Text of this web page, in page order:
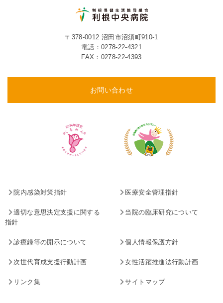
〒378-0012 沼田市沼須町910-1
電話： 0278-22-4321
FAX：0278-22-4393
お問い合わせ
院内感染対策指針 医療安全管理指針
適切な意思決定支援に関する
指針
当院の臨床研究について
診療録等の開示について 個人情報保護方針
次世代育成支援行動計画 女性活躍推進法行動計画
リンク集 サイトマップ